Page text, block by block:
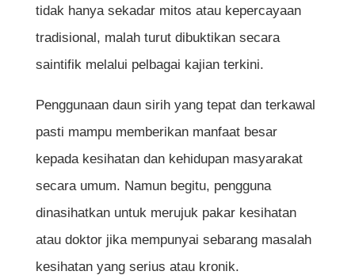
tidak hanya sekadar mitos atau kepercayaan
tradisional, malah turut dibuktikan secara
saintifik melalui pelbagai kajian terkini.
Penggunaan daun sirih yang tepat dan terkawal
pasti mampu memberikan manfaat besar
kepada kesihatan dan kehidupan masyarakat
secara umum. Namun begitu, pengguna
dinasihatkan untuk merujuk pakar kesihatan
atau doktor jika mempunyai sebarang masalah
kesihatan yang serius atau kronik.